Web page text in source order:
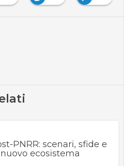
PNRR: scenari, sfide e
ecosistema